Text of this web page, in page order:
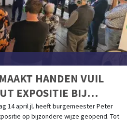
HANDEN VUIL
EXPOSITIE BIJ
14 april jl. heeft burgemeester Peter
op bijzondere wijze geopend. Tot